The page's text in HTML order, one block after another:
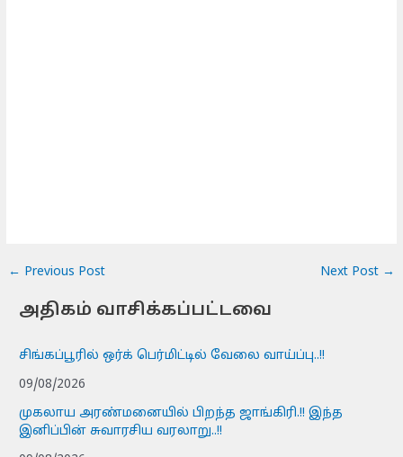
← Previous Post Next Post →
அதிகம் வாசிக்கப்பட்டவை
சிங்கப்பூரில் ஒர்க் பெர்மிட்டில் வேலை வாய்ப்பு..!!
09/08/2026
முகலாய அரண்மனையில் பிறந்த ஜாங்கிரி.!! இந்த
இனிப்பின் சுவாரசிய வரலாறு..!!